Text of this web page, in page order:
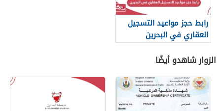
رابط حجز مواعيد التسجيل
العقاري في البحرين
الزوار شاهدو أيضًا